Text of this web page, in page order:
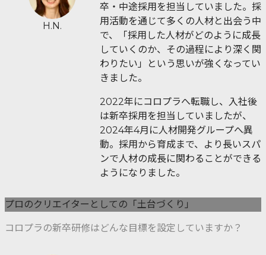
H.N.
卒・中途採用を担当していました。採
用活動を通じて多くの人材と出会う中
で、「採用した人材がどのように成長
していくのか、その過程により深く関
わりたい」という思いが強くなってい
きました。
2022年にコロプラへ転職し、入社後
は新卒採用を担当していましたが、
2024年4月に人材開発グループへ異
動。採用から育成まで、より長いスパ
ンで人材の成長に関わることができる
ようになりました。
プロのクリエイターとしての「土台づくり」
コロプラの新卒研修はどんな目標を設定していますか？